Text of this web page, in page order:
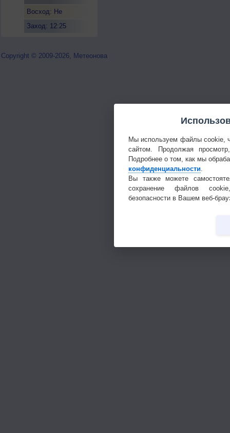
Восход: Не
Заход: 12:25
Copyright © 2009-2026, Метеонова
Мы используем файлы cookie,
сайтом. Продолжая
Подробнее о том, как мы
конфиденциальности.
Вы также можете
сохранение файлов
безопасности в Вашем веб-